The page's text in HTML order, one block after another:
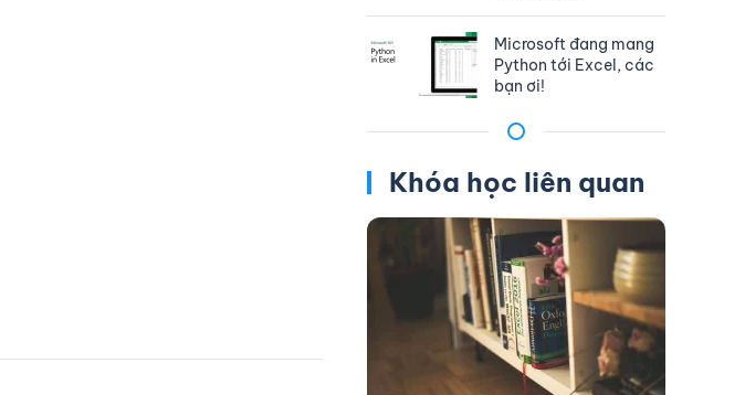
Microsoft đang mang
Python tới Excel, các
bạn ơi!
Khóa học liên quan